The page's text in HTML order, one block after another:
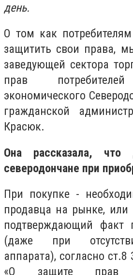
день.
О том как
защитить свои права,
заведующей сектора
прав
экономического
гражданской
Красюк.
Она рассказала, что
северодончане при
При покупке -
продавца на рынке, или
подтверждающий факт
(даже при
аппарата), согласно
«О защите прав